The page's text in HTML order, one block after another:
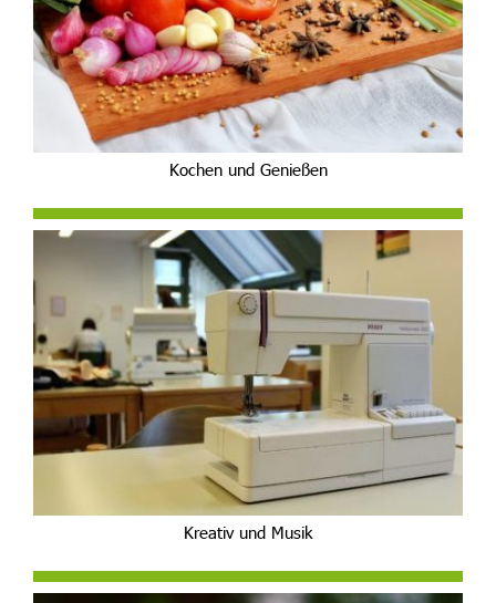
Kochen und Genießen
Kreativ und Musik